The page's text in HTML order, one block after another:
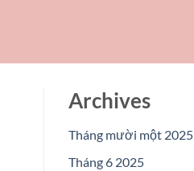
Archives
Tháng mười một 2025
Tháng 6 2025